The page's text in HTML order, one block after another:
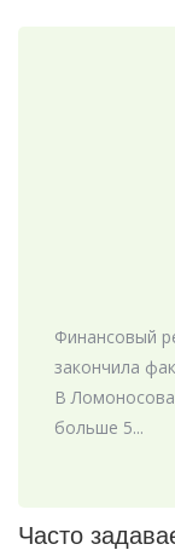
Финансовый
закончила
В
больше 5...
Часто